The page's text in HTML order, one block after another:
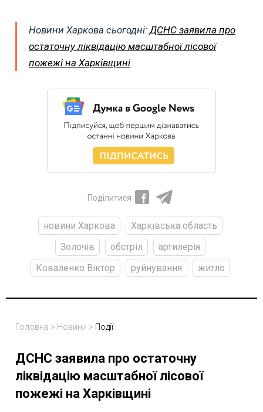
Новини Харкова сьогодні: ДСНС заявила про
остаточну ліквідацію масштабної лісової
пожежі на Харківщині
Поділитися
новини Харкова
Харківська область
Золочів
обстріл
артилерія
Коваленко Віктор
руйнування житло
Головна > Новини > Події
ДСНС заявила про остаточну
ліквідацію масштабної лісової
пожежі на Харківщині